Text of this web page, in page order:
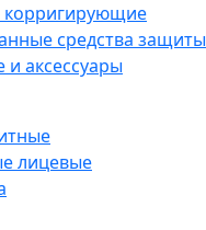
средства защиты
аксессуары
лицевые